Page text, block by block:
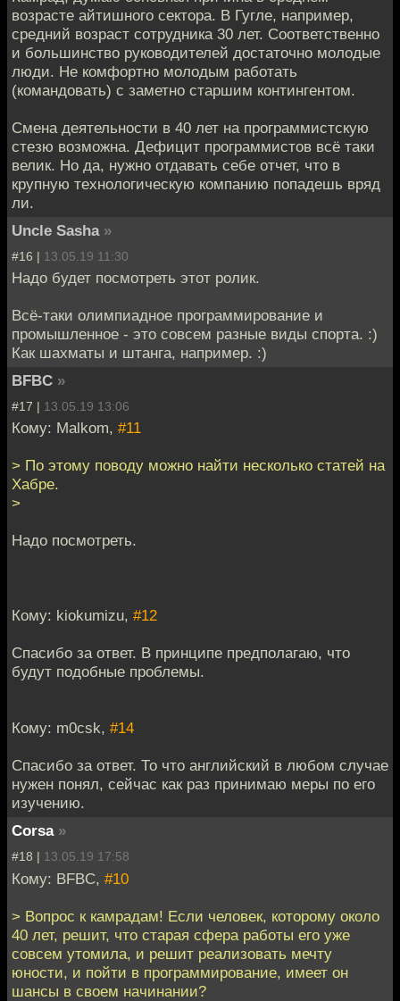
возрасте айтишного сектора. В Гугле, например,
средний возраст сотрудника 30 лет. Соответственно
и большинство руководителей достаточно молодые
люди. Не комфортно молодым работать
(командовать) с заметно старшим контингентом.
Смена деятельности в 40 лет на программистскую
стезю возможна. Дефицит программистов всё таки
велик. Но да, нужно отдавать себе отчет, что в
крупную технологическую компанию попадешь вряд
ли.
Uncle Sasha »
#16 | 13.05.19 11:30
Надо будет посмотреть этот ролик.
Всё-таки олимпиадное программирование и
промышленное - это совсем разные виды спорта. :)
Как шахматы и штанга, например. :)
BFBC »
#17 | 13.05.19 13:06
Кому: Malkom, #11
> По этому поводу можно найти несколько статей на
Хабре.
>
Надо посмотреть.
Кому: kiokumizu, #12
Спасибо за ответ. В принципе предполагаю, что
будут подобные проблемы.
Кому: m0csk, #14
Спасибо за ответ. То что английский в любом случае
нужен понял, сейчас как раз принимаю меры по его
изучению.
Corsa »
#18 | 13.05.19 17:58
Кому: BFBC, #10
> Вопрос к камрадам! Если человек, которому около
40 лет, решит, что старая сфера работы его уже
совсем утомила, и решит реализовать мечту
юности, и пойти в программирование, имеет он
шансы в своем начинании?